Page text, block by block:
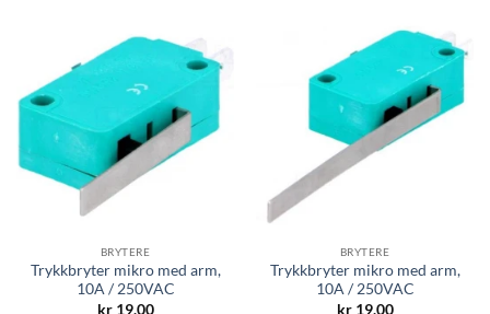
BRYTERE
Trykkbryter mikro med arm,
10A / 250VAC
kr19,00
BRYTERE
Trykkbryter mikro med arm,
10A / 250VAC
kr19,00